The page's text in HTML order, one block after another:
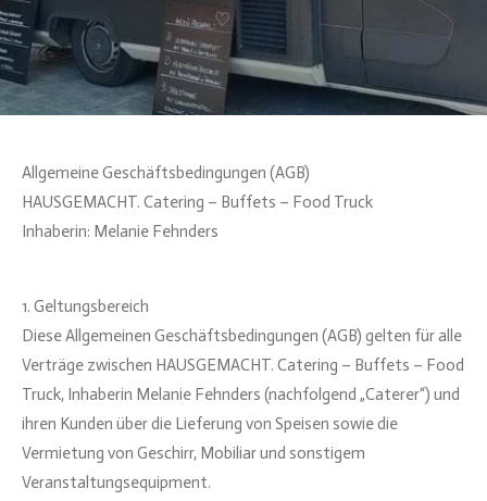
Allgemeine Geschäftsbedingungen (AGB)
HAUSGEMACHT. Catering – Buffets – Food Truck
Inhaberin: Melanie Fehnders
1. Geltungsbereich
Diese Allgemeinen Geschäftsbedingungen (AGB) gelten für alle
Verträge zwischen HAUSGEMACHT. Catering – Buffets – Food
Truck, Inhaberin Melanie Fehnders (nachfolgend „Caterer“) und
ihren Kunden über die Lieferung von Speisen sowie die
Vermietung von Geschirr, Mobiliar und sonstigem
Veranstaltungsequipment.